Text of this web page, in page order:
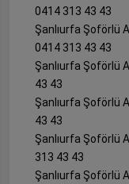
0414 313 43 43
Şanlıurfa Şoförlü
0414 313 43 43
Şanlıurfa Şoförlü
43 43
Şanlıurfa Şoförlü
43 43
Şanlıurfa Şoförlü
313 43 43
Şanlıurfa Şoförlü